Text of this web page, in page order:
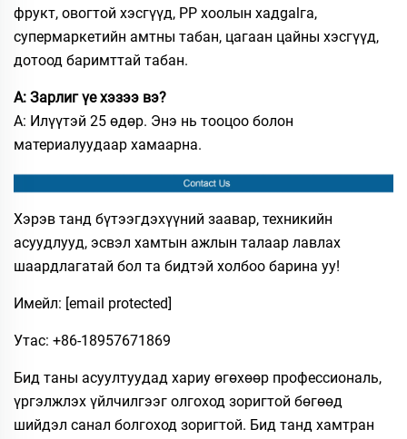
фрукт, овогтой хэсгүүд, PP хоолын хадgalга,
супермаркетийн амтны табан, цагаан цайны хэсгүүд,
дотоод баримттай табан.
А: Зарлиг үе хэзээ вэ?
А: Илүүтэй 25 өдөр. Энэ нь тооцоо болон
материалуудаар хамаарна.
Хэрэв танд бүтээгдэхүүний заавар, техникийн
асуудлууд, эсвэл хамтын ажлын талаар лавлах
шаардлагатай бол та бидтэй холбоо барина уу!
Имейл: [email protected]
Утас: +86-18957671869
Бид таны асуултуудад хариу өгөхөөр профессиональ,
үргэлжлэх үйлчилгээг олгоход зоригтой бөгөөд
шийдэл санал болгоход зоригтой. Бид танд хамтран